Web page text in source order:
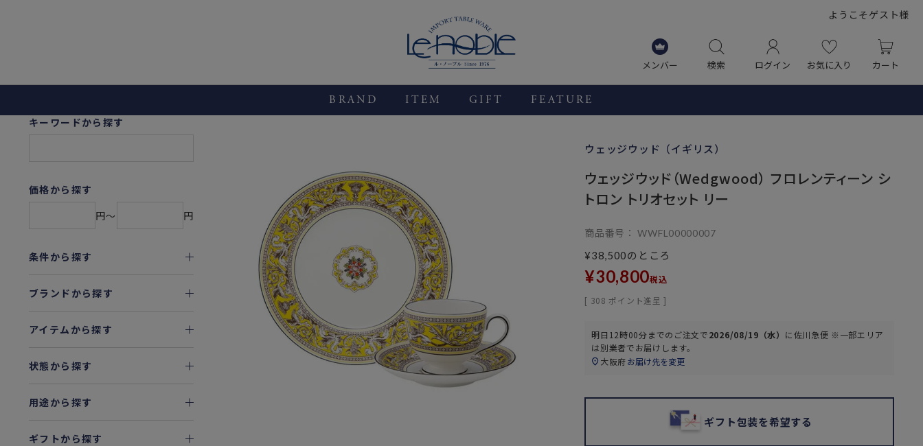
ようこそゲスト様
メンバー 検索 ログイン お気に入り カート
BRAND ITEM GIFT FEATURE
キーワードから探す
価格から探す
円〜
円
条件から探す
ブランドから探す
アイテムから探す
状態から探す
用途から探す
ギフトから探す
ウェッジウッド（イギリス）
ウェッジウッド（Wedgwood） フロレンティーン シ
トロン トリオセット リー
商品番号 WWFL00000007
¥38,500のところ
¥30,800税込
[ 308 ポイント進呈 ]
明日 12時00分までのご注文で2026/08/19（水） に佐川急便 ※一部エリア
は別業者でお届けします。
大阪府お届け先を変更
ギフト包装を希望する